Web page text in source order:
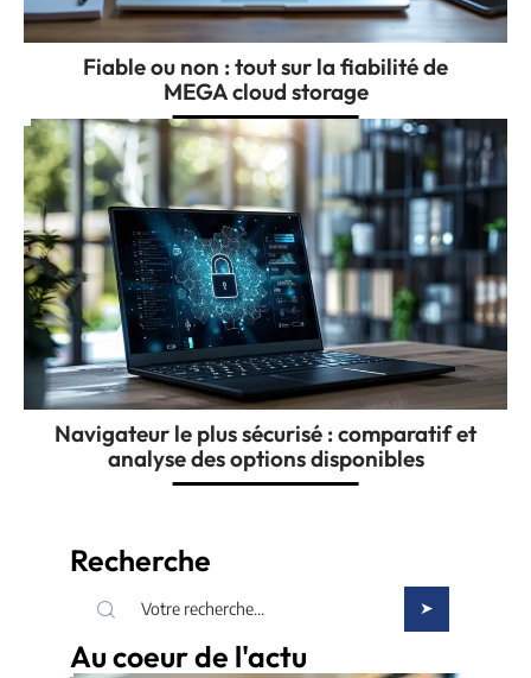
Fiable ou non : tout sur la fiabilité de
MEGA cloud storage
Navigateur le plus sécurisé : comparatif et
analyse des options disponibles
Recherche
Au coeur de l'actu